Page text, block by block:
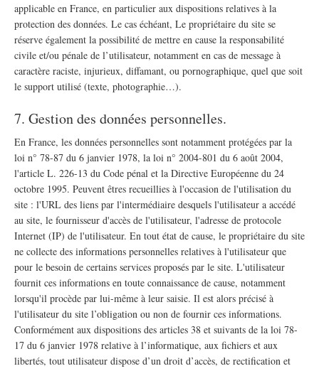
applicable en France, en particulier aux dispositions relatives à la
protection des données. Le cas échéant, Le propriétaire du site se
réserve également la possibilité de mettre en cause la responsabilité
civile et/ou pénale de l’utilisateur, notamment en cas de message à
caractère raciste, injurieux, diffamant, ou pornographique, quel que soit
le support utilisé (texte, photographie…).
7. Gestion des données personnelles.
En France, les données personnelles sont notamment protégées par la
loi n° 78-87 du 6 janvier 1978, la loi n° 2004-801 du 6 août 2004,
l'article L. 226-13 du Code pénal et la Directive Européenne du 24
octobre 1995. Peuvent êtres recueillies à l'occasion de l'utilisation du
site : l'URL des liens par l'intermédiaire desquels l'utilisateur a accédé
au site, le fournisseur d'accès de l'utilisateur, l'adresse de protocole
Internet (IP) de l'utilisateur. En tout état de cause, le propriétaire du site
ne collecte des informations personnelles relatives à l'utilisateur que
pour le besoin de certains services proposés par le site. L'utilisateur
fournit ces informations en toute connaissance de cause, notamment
lorsqu'il procède par lui-même à leur saisie. Il est alors précisé à
l'utilisateur du site l’obligation ou non de fournir ces informations.
Conformément aux dispositions des articles 38 et suivants de la loi 78-
17 du 6 janvier 1978 relative à l’informatique, aux fichiers et aux
libertés, tout utilisateur dispose d’un droit d’accès, de rectification et